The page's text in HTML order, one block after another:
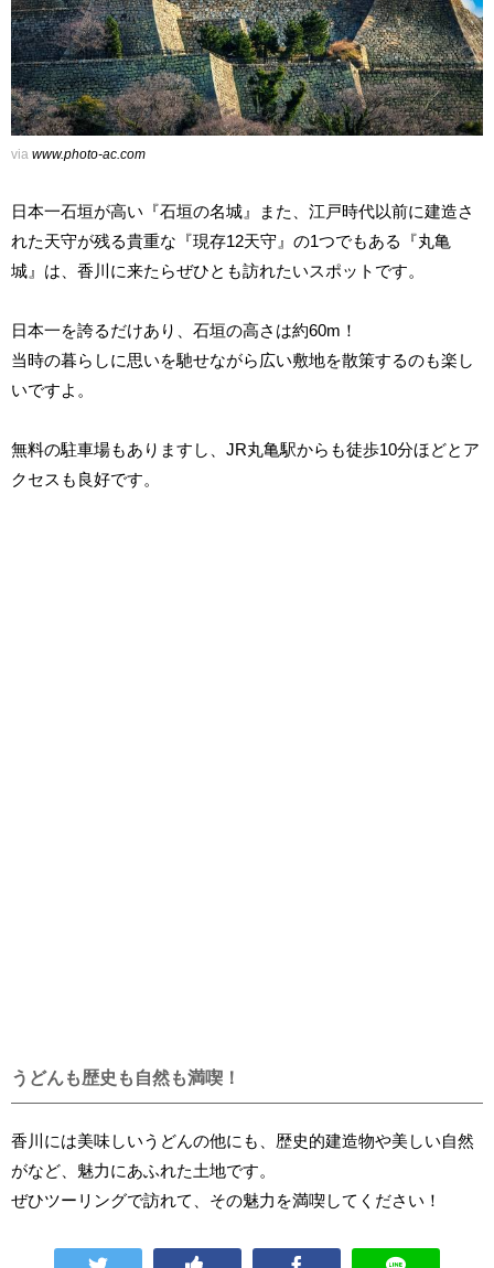
via www.photo-ac.com
日本一石垣が高い『石垣の名城』また、江戸時代以前に建造さ
れた天守が残る貴重な『現存12天守』の1つでもある『丸亀
城』は、香川に来たらぜひとも訪れたいスポットです。
日本一を誇るだけあり、石垣の高さは約60m！
当時の暮らしに思いを馳せながら広い敷地を散策するのも楽し
いですよ。
無料の駐車場もありますし、JR丸亀駅からも徒歩10分ほどとア
クセスも良好です。
うどんも歴史も自然も満喫！
香川には美味しいうどんの他にも、歴史的建造物や美しい自然
がなど、魅力にあふれた土地です。
ぜひツーリングで訪れて、その魅力を満喫してください！